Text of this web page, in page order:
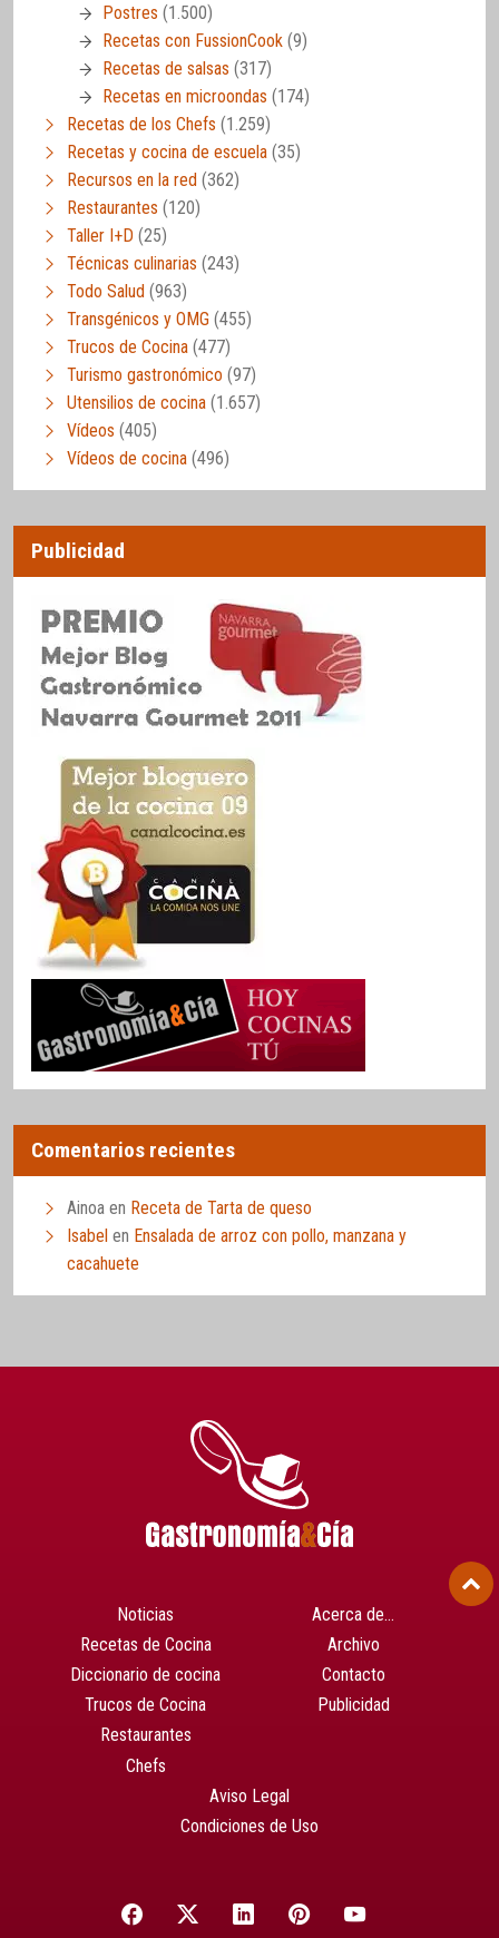
Postres (1.500)
Recetas con FussionCook (9)
Recetas de salsas (317)
Recetas en microondas (174)
Recetas de los Chefs (1.259)
Recetas y cocina de escuela (35)
Recursos en la red (362)
Restaurantes (120)
Taller I+D (25)
Técnicas culinarias (243)
Todo Salud (963)
Transgénicos y OMG (455)
Trucos de Cocina (477)
Turismo gastronómico (97)
Utensilios de cocina (1.657)
Vídeos (405)
Vídeos de cocina (496)
Publicidad
Comentarios recientes
Ainoa en Receta de Tarta de queso
Isabel en Ensalada de arroz con pollo, manzana y
cacahuete
Noticias
Recetas de Cocina
Diccionario de cocina
Trucos de Cocina
Restaurantes
Chefs
Acerca de…
Archivo
Contacto
Publicidad
Aviso Legal
Condiciones de Uso